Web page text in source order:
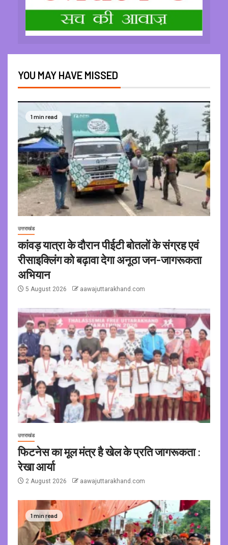
YOU MAY HAVE MISSED
1 min read
उत्तराखंड
कांवड़ यात्रा के दौरान पीईटी बोतलों के संग्रह एवं
रीसाइक्लिंग को बढ़ावा देगा अनूठा जन-जागरूकता
अभियान
5 August 2026 aawajuttarakhand.com
उत्तराखंड
फिटनेस का मूल मंत्र है खेल के प्रति जागरूकता :
रेखा आर्या
2 August 2026 aawajuttarakhand.com
1 min read